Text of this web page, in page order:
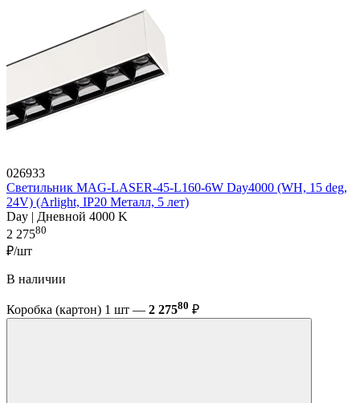
026933
Светильник MAG-LASER-45-L160-6W Day4000 (WH, 15 deg,
24V) (Arlight, IP20 Металл, 5 лет)
Day | Дневной 4000 K
2 27580
₽/шт
В наличии
Коробка (картон) 1 шт — 2 27580 ₽